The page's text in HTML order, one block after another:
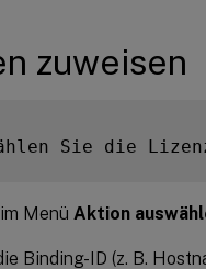
zuweisen
Sie die
Menü Aktion
Binding-ID (z. B.